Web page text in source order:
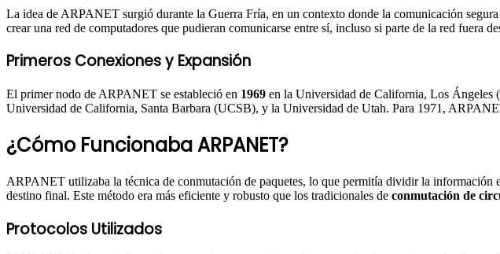
La idea de ARPANET surgió durante la Guerra Fría, en un contexto donde la comunicación
crear una red de computadores que pudieran comunicarse entre sí, incluso si parte de la red fuera
Primeros Conexiones y Expansión
El primer nodo de ARPANET se estableció en 1969 en la Universidad de California, Los Ángeles
Universidad de California, Santa Barbara (UCSB), y la Universidad de Utah. Para 1971,
¿Cómo Funcionaba ARPANET?
ARPANET utilizaba la técnica de conmutación de paquetes, lo que permitía dividir la información
destino final. Este método era más eficiente y robusto que los tradicionales de conmutación de
Protocolos Utilizados